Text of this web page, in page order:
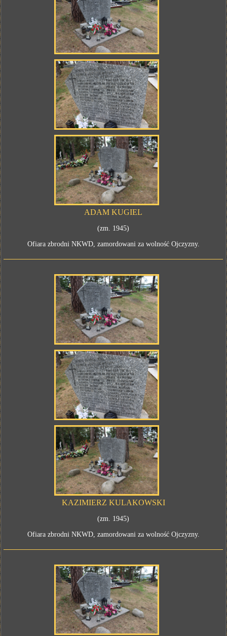
ADAM KUGIEL
(zm. 1945)
Ofiara zbrodni NKWD, zamordowani za wolność Ojczyzny.
KAZIMIERZ KULAKOWSKI
(zm. 1945)
Ofiara zbrodni NKWD, zamordowani za wolność Ojczyzny.